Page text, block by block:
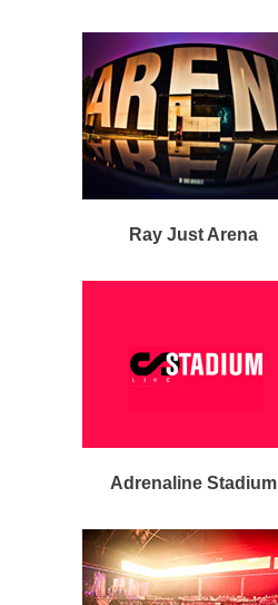
Ray Just Arena
Adrenaline Stadium